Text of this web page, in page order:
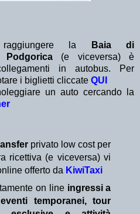
la
Baia di
Podgorica (e viceversa) è
in autobus. Per
i biglietti cliccate QUI
un auto cercando la
privato low cost per
ricettiva (e viceversa) vi
offerto da KiwiTaxi
on line ingressi a
temporanei, tour